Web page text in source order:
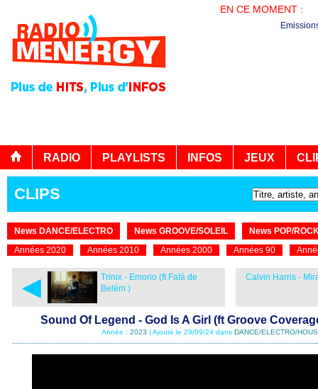
EN CE MOMENT :
RADIO PLAYLISTS INFOS JEUX
CLIPS
News DANCE/ELECTRO News GROOVE/SOLEIL
News POP/
Années 2020
Années 2010 Années 2000 Années 90
◄
Trinix - Emorio (ft Fafá de
Belém )
Calvin Harris -
Sound Of Legend - God Is A Girl (ft Groove
Année : 2023 | Ajouté le 29/09/24 dans DANCE/ELECTRO/